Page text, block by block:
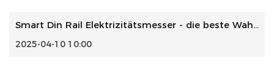
Smart Din Rail Elektrizitätsmesser - die beste Wahl für Kä...
2025-04-10 10:00